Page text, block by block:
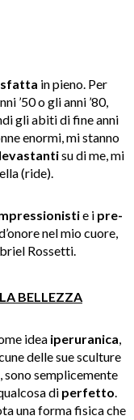
in pieno. Per
’50 o gli anni ’80,
gli abiti di fine anni
enormi, mi stanno
su di me, mi
(ride).
e i pre-
nel mio cuore,
Rossetti.
BELLEZZA
idea iperuranica,
delle sue sculture
sono semplicemente
di perfetto.
una forma fisica che